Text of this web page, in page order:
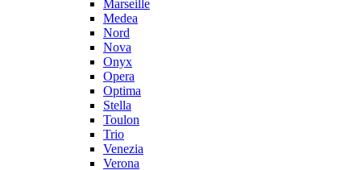
Marseille
Medea
Nord
Nova
Onyx
Opera
Optima
Stella
Toulon
Trio
Venezia
Verona